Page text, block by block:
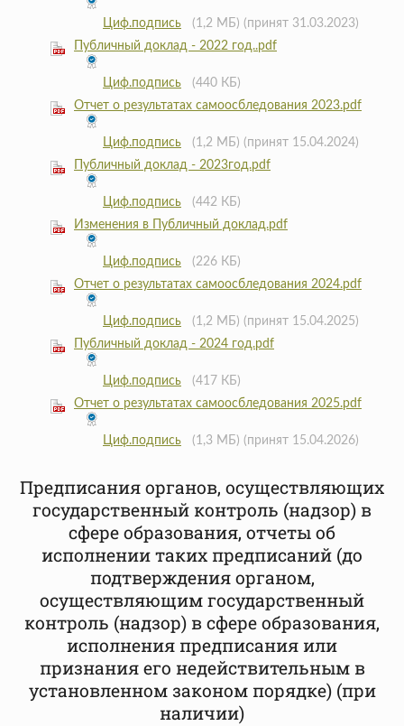
Циф.подпись (1,2 МБ) (принят 31.03.2023)
Публичный доклад - 2022 год..pdf
Циф.подпись
(440 КБ)
Отчет о результатах самоосбледования 2023.pdf
Циф.подпись (1,2 МБ) (принят 15.04.2024)
Публичный доклад - 2023год.pdf
Циф.подпись
(442 КБ)
Изменения в Публичный доклад.pdf
Циф.подпись
(226 КБ)
Отчет о результатах самоосбледования 2024.pdf
Циф.подпись (1,2 МБ) (принят 15.04.2025)
Публичный доклад - 2024 год.pdf
Циф.подпись
(417 КБ)
Отчет о результатах самоосбледования 2025.pdf
Циф.подпись (1,3 МБ) (принят 15.04.2026)
Предписания органов, осуществляющих
государственный контроль (надзор) в
сфере образования, отчеты об
исполнении таких предписаний (до
подтверждения органом,
осуществляющим государственный
контроль (надзор) в сфере образования,
исполнения предписания или
признания его недействительным в
установленном законом порядке) (при
наличии)